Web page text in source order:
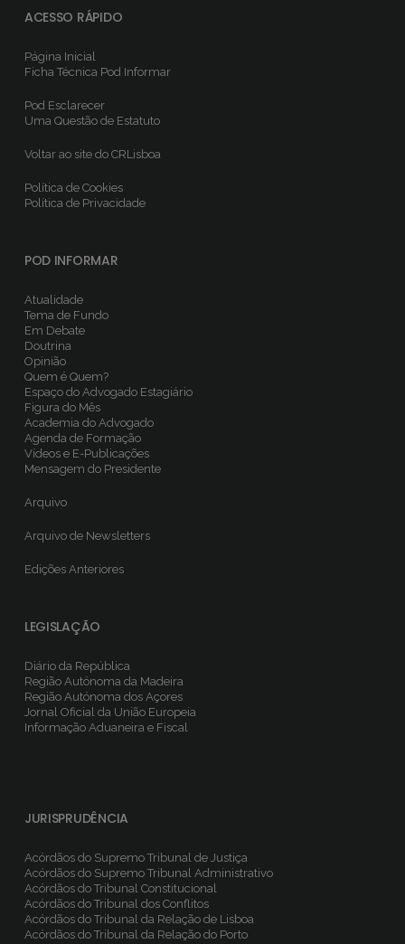
ACESSO RÁPIDO
Página Inicial
Ficha TécnicaPod Informar
Pod Esclarecer
Uma Questão de Estatuto
Voltar ao site do CRLisboa
Política de Cookies
Política de Privacidade
POD INFORMAR
Atualidade
Tema de Fundo
Em Debate
Doutrina
Opinião
Quem é Quem?
Espaço do Advogado Estagiário
Figura do Mês
Academia do Advogado
Agenda de Formação
Vídeos e E-Publicações
Mensagem do Presidente
Arquivo
Arquivo de Newsletters
Edições Anteriores
LEGISLAÇÃO
Diário da República
Região Autónoma da Madeira
Região Autónoma dos Açores
Jornal Oficial da União Europeia
Informação Aduaneira e Fiscal
JURISPRUDÊNCIA
Acórdãos do Supremo Tribunal de Justiça
Acórdãos do Supremo Tribunal Administrativo
Acórdãos do Tribunal Constitucional
Acórdãos do Tribunal dos Conflitos
Acórdãos do Tribunal da Relação de Lisboa
Acórdãos do Tribunal da Relação do Porto